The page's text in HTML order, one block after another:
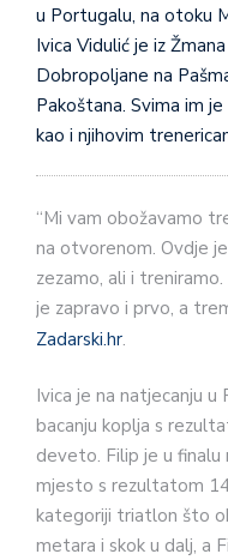
u Portugalu, na otoku
Ivica Vidulić je iz
Dobropoljane na
Pakoštana. Svima im
kao i njihovim
“Mi vam obožavamo
na otvorenom. Ovdje
zezamo, ali i
je zapravo i prvo, a
Zadarski.hr.
Ivica je na natjecanju
bacanju koplja s
deveto. Filip je u
mjesto s rezultatom
kategoriji triatlon što
metara i skok u dalj, a